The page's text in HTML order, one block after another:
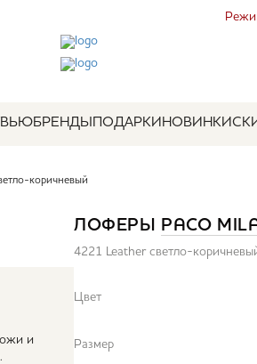
БРЕНДЫ ПОДАРКИ НОВИНКИ
коричневый
и
ЛОФЕРЫ PACO
4221 Leather светло-
Цвет
Размер